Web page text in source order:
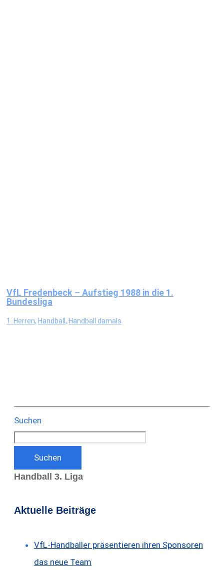
VfL Fredenbeck – Aufstieg 1988 in die 1.
Bundesliga
1. Herren, Handball, Handball damals
Suchen
Suchen
Handball 3. Liga
Aktuelle Beiträge
VfL-Handballer präsentieren ihren Sponsoren
das neue Team